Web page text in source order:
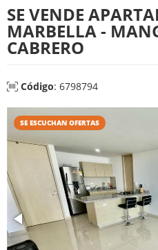
SE VENDE
MARBELLA -
CABRERO
Código: 6798794
SE ESCUCHAN OFERTAS